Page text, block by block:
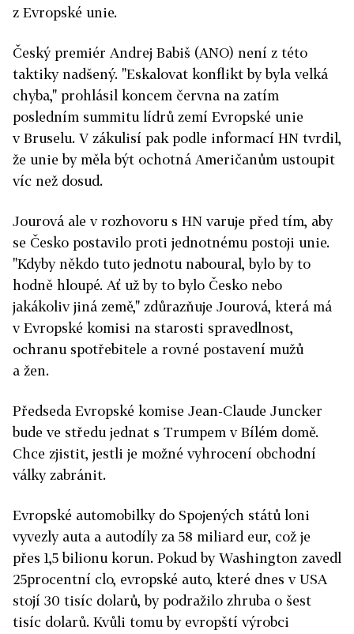
z Evropské unie.
Český premiér Andrej Babiš (ANO) není z této
taktiky nadšený. "Eskalovat konflikt by byla velká
chyba," prohlásil koncem června na zatím
posledním summitu lídrů zemí Evropské unie
v Bruselu. V zákulisí pak podle informací HN tvrdil,
že unie by měla být ochotná Američanům ustoupit
víc než dosud.
Jourová ale v rozhovoru s HN varuje před tím, aby
se Česko postavilo proti jednotnému postoji unie.
"Kdyby někdo tuto jednotu naboural, bylo by to
hodně hloupé. Ať už by to bylo Česko nebo
jakákoliv jiná země," zdůrazňuje Jourová, která má
v Evropské komisi na starosti spravedlnost,
ochranu spotřebitele a rovné postavení mužů
a žen.
Předseda Evropské komise ­Jean-Claude Juncker
bude ve středu jednat s Trumpem v Bílém domě.
Chce zjistit, jestli je možné vyhrocení obchodní
války zabránit.
Evropské automobilky do Spojených států loni
vyvezly auta a autodíly za 58 miliard eur, což je
přes 1,5 bilionu korun. Pokud by Washington zavedl
25procentní clo, evropské auto, které dnes v USA
stojí 30 tisíc dolarů, by podražilo zhruba o šest
tisíc dolarů. Kvůli tomu by evropští výrobci